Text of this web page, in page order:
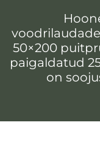
50×200
paigaldatud
on